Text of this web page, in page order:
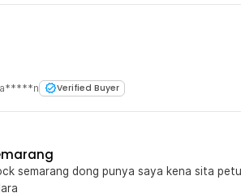
a*****n Verified Buyer
semarang dong punya saya kena sita